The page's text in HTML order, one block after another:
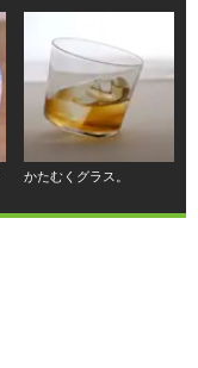
かたむくグラス。